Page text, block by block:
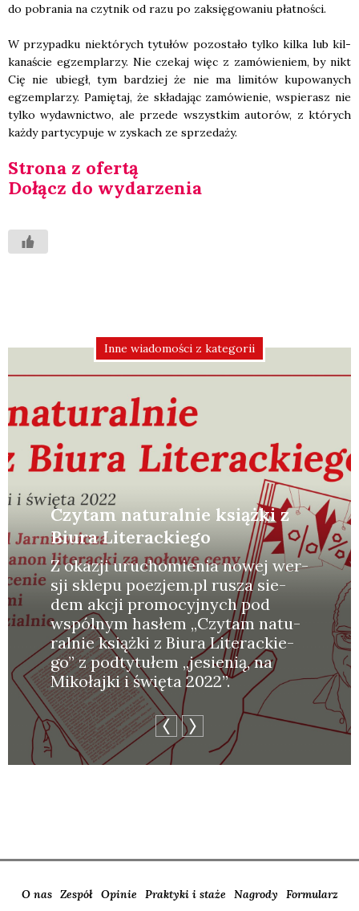
do pobra­nia na czyt­nik od razu po zaksię­go­wa­niu płat­no­ści.
W przy­pad­ku nie­któ­rych tytu­łów pozo­sta­ło tyl­ko kil­ka lub kil­
ka­na­ście egzem­pla­rzy. Nie cze­kaj więc z zamó­wie­niem, by nikt
Cię nie ubiegł, tym bar­dziej że nie ma limi­tów kupo­wa­nych
egzem­pla­rzy. Pamię­taj, że skła­da­jąc zamó­wie­nie, wspie­rasz nie
tyl­ko wydaw­nic­two, ale przede wszyst­kim auto­rów, z któ­rych
każ­dy par­ty­cy­pu­je w zyskach ze sprze­da­ży.
Stro­na z ofer­tą
Dołącz do wyda­rze­nia
Inne wiadomości z kategorii
Czytam naturalnie książki z
Biura Literackiego
Z oka­zji uru­cho­mie­nia nowej wer­
sji skle­pu poezjem.pl rusza sie­
dem akcji pro­mo­cyj­nych pod
wspól­nym hasłem „Czy­tam natu­
ral­nie książ­ki z Biu­ra Lite­rac­kie­
go” z pod­ty­tu­łem „jesie­nią, na
Miko­łaj­ki i świę­ta 2022”.
O nas Zespół Opinie Praktyki i staże Nagrody Formularz